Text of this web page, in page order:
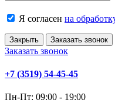
Я согласен на
Закрыть Заказать звонок
Заказать звонок
+7 (3519) 54-45-45
Пн-Пт: 09:00 - 19:00